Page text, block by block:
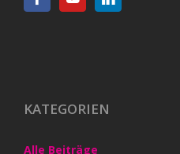
KATEGORIEN
Alle Beiträge